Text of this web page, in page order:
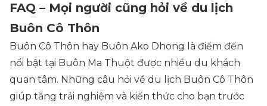
FAQ – Mọi người cũng hỏi về du lịch
Buôn Cô Thôn
Buôn Cô Thôn hay Buôn Ako Dhong là điểm đến
nổi bật tại Buôn Ma Thuột được nhiều du khách
quan tâm. Những câu hỏi về du lịch Buôn Cô Thôn
giúp tăng trải nghiệm và kiến thức cho bạn trước